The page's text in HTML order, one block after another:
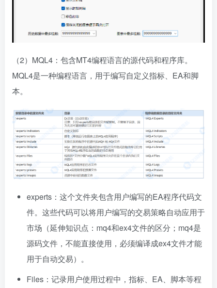
（2）MQL4：包含MT4编程语言的源代码和程序库。
MQL4是一种编程语言，用于编写自定义指标、EA和脚
本。
experts：这个文件夹包含用户编写的EA程序代码文
件。这些代码可以将用户编写的交易策略自动应用于
市场（延伸知识点：mq4和ex4文件的区分；mq4是
源码文件，不能直接使用，必须编译成ex4文件才能
用于自动交易）。
Files：记录用户使用过程中，指标、EA、脚本等程